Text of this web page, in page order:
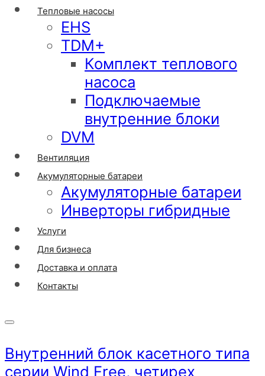
Тепловые насосы
EHS
TDM+
Комплект теплового
насоса
Подключаемые
внутренние блоки
DVM
Вентиляция
Акумуляторные батареи
Акумуляторные батареи
Инверторы гибридные
Услуги
Для бизнеса
Доставка и оплата
Контакты
Внутренний блок касетного типа
серии Wind Free, четирех